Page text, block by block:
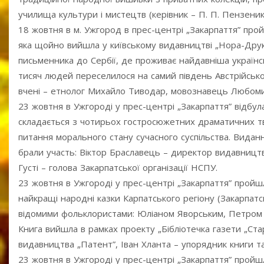
училища культури і мистецтв (керівник – П. П.
18 жовтня в м. Ужгород в прес-центрі „Закарпаття”
яка щойно вийшла у київському видавництві „Нора-
письменника до Сербії, де проживає найдавніша
тисяч людей переселилося на самий південь
вчені – етнолог Михайло Тиводар, мовознавець
23 жовтня в Ужгороді у прес-центрі „Закарпаття”
складається з чотирьох гостросюжетних драматичних
питання морального стану сучасного суспільства.
брали участь: Віктор Браславець – директор
Густі – голова Закарпатської організації НСПУ.
23 жовтня в Ужгороді у прес-центрі „Закарпаття”
найкращі народні казки Карпатського регіону
відомими фольклористами: Юліаном Яворським,
Книга вийшла в рамках проекту „Бібліотечка газети
видавництва „Патент”, Іван Хланта – упорядник книги
23 жовтня в Ужгороді у прес-центрі „Закарпаття”